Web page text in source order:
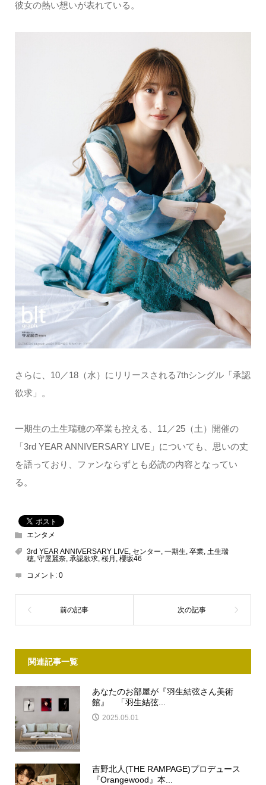
彼女の熱い想いが表れている。
さらに、10／18（水）にリリースされる7thシングル「承認
欲求」。
一期生の土生瑞穂の卒業も控える、11／25（土）開催の
「3rd YEAR ANNIVERSARY LIVE」についても、思いの丈
を語っており、ファンならずとも必読の内容となってい
る。
エンタメ
3rd YEAR ANNIVERSARY LIVE, センター 一期生 卒業, 土生瑞
穂, 守屋麗奈, 承認欲求, 桜月 櫻坂46
コメント: 0
関連記事一覧
あなたのお部屋が『羽生結弦さん美術
館』 「羽生結弦...
2025.05.01
吉野北人(THE RAMPAGE)プロデュース
『Orangewood』本...